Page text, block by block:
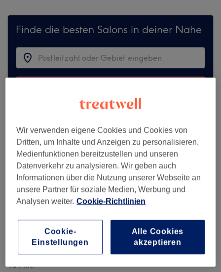
Finde die besten Salons in deiner Nähe
Mehr Salons anzeigen
Beliebte Services
Waxing Bartkontur
15 Min.
Wimpern färben
Bart formen & Pflege
15 Min.
Wir verwenden eigene Cookies und Cookies von
Dritten, um Inhalte und Anzeigen zu personalisieren,
Medienfunktionen bereitzustellen und unseren
Datenverkehr zu analysieren. Wir geben auch
Informationen über die Nutzung unserer Webseite an
unsere Partner für soziale Medien, Werbung und
Analysen weiter. Cookie-Richtlinien
Cookie-
Einstellungen
Alle Cookies
akzeptieren